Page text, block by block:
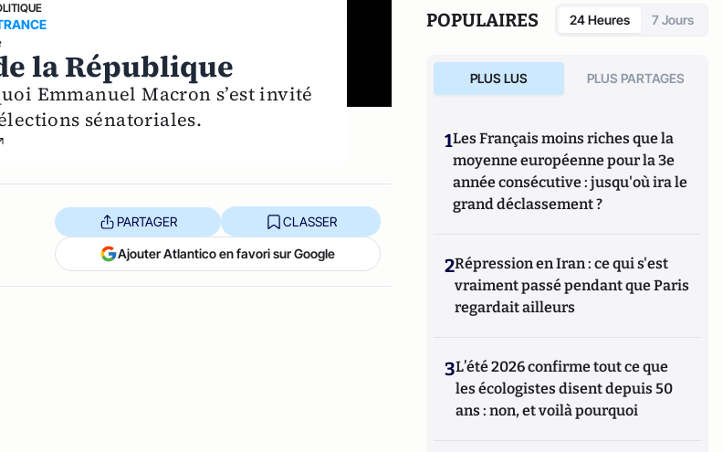
la République
Emmanuel Macron s’est invité
sénatoriales.
PARTAGER CLASSER
Ajouter Atlantico en favori sur Google
députée, un homme comme les autres ?
(2014) etBruno Le Maire, l'Affranchi
POPULAIRES 24 Heures 7 Jours
PLUS LUS PLUS PARTAGES
1Les Français moins riches que la
moyenne européenne pour la 3e
année consécutive : jusqu'où ira le
grand déclassement ?
2Répression en Iran : ce qui s'est
vraiment passé pendant que Paris
regardait ailleurs
3L’été 2026 confirme tout ce que
les écologistes disent depuis 50
ans : non, et voilà pourquoi